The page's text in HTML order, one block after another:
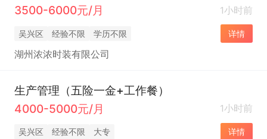
3500-6000元/月
1小时前
吴兴区 经验不限 学历不限 详情
湖州浓浓时装有限公司
生产管理（五险一金+工作餐）
4000-5000元/月
1小时前
吴兴区 经验不限 大专 详情